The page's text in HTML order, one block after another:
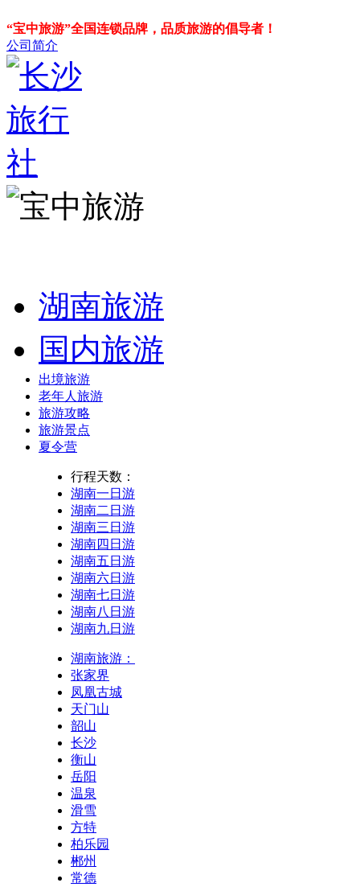
“宝中旅游”全国连锁品牌，品质旅游的倡导者！
公司简介
湖南旅游
国内旅游
出境旅游
老年人旅游
旅游攻略
旅游景点
夏令营
行程天数：
湖南一日游
湖南二日游
湖南三日游
湖南四日游
湖南五日游
湖南六日游
湖南七日游
湖南八日游
湖南九日游
湖南旅游：
张家界
凤凰古城
天门山
韶山
长沙
衡山
岳阳
温泉
滑雪
方特
柏乐园
郴州
常德